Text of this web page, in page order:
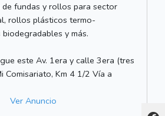
fundas y rollos para sector
rollos plásticos termo-
y más.
este Av. 1era y calle 3era (tres
Comisariato, Km 4 1/2 Vía a
Ver Anuncio